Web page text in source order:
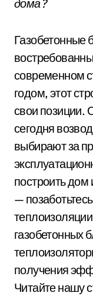
дома?
Газобетонные
современном
годом, этот
свои позиции.
сегодня
выбирают за
построить дом
—
газобетонных
получения
Читайте нашу